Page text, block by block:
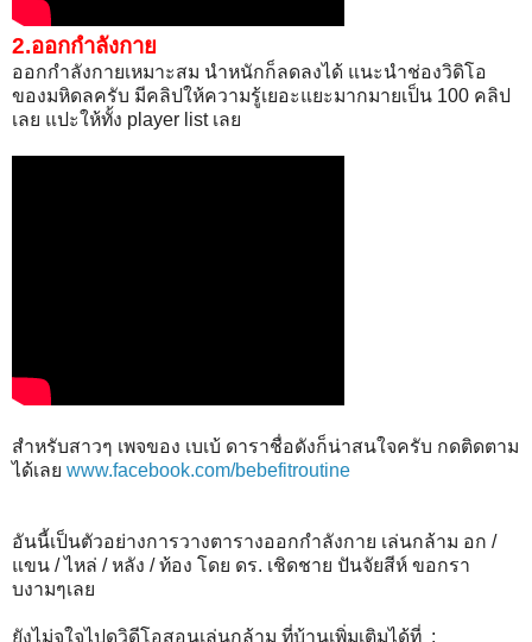
2.ออกกำลังกาย
ออกกำลังกายเหมาะสม นำหนักก็ลดลงได้ แนะนำช่องวิดิโอ
ของมหิดลครับ มีคลิปให้ความรู้เยอะแยะมากมายเป็น 100 คลิป
เลย แปะให้ทั้ง player list เลย
สำหรับสาวๆ เพจของ เบเบ้ ดาราชื่อดังก็น่าสนใจครับ กดติดตาม
ได้เลย www.facebook.com/bebefitroutine
อันนี้เป็นตัวอย่างการวางตารางออกกำลังกาย เล่นกล้าม อก /
แขน / ไหล่ / หลัง / ท้อง โดย ดร. เชิดชาย ปันจัยสีห์ ขอกรา
บงามๆเลย
ยังไม่จุใจไปดูวิดีโอสอนเล่นกล้าม ที่บ้านเพิ่มเติมได้ที่ :